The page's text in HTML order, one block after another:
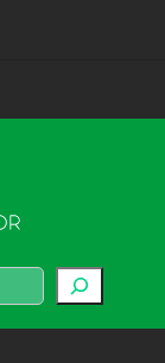
Buscar